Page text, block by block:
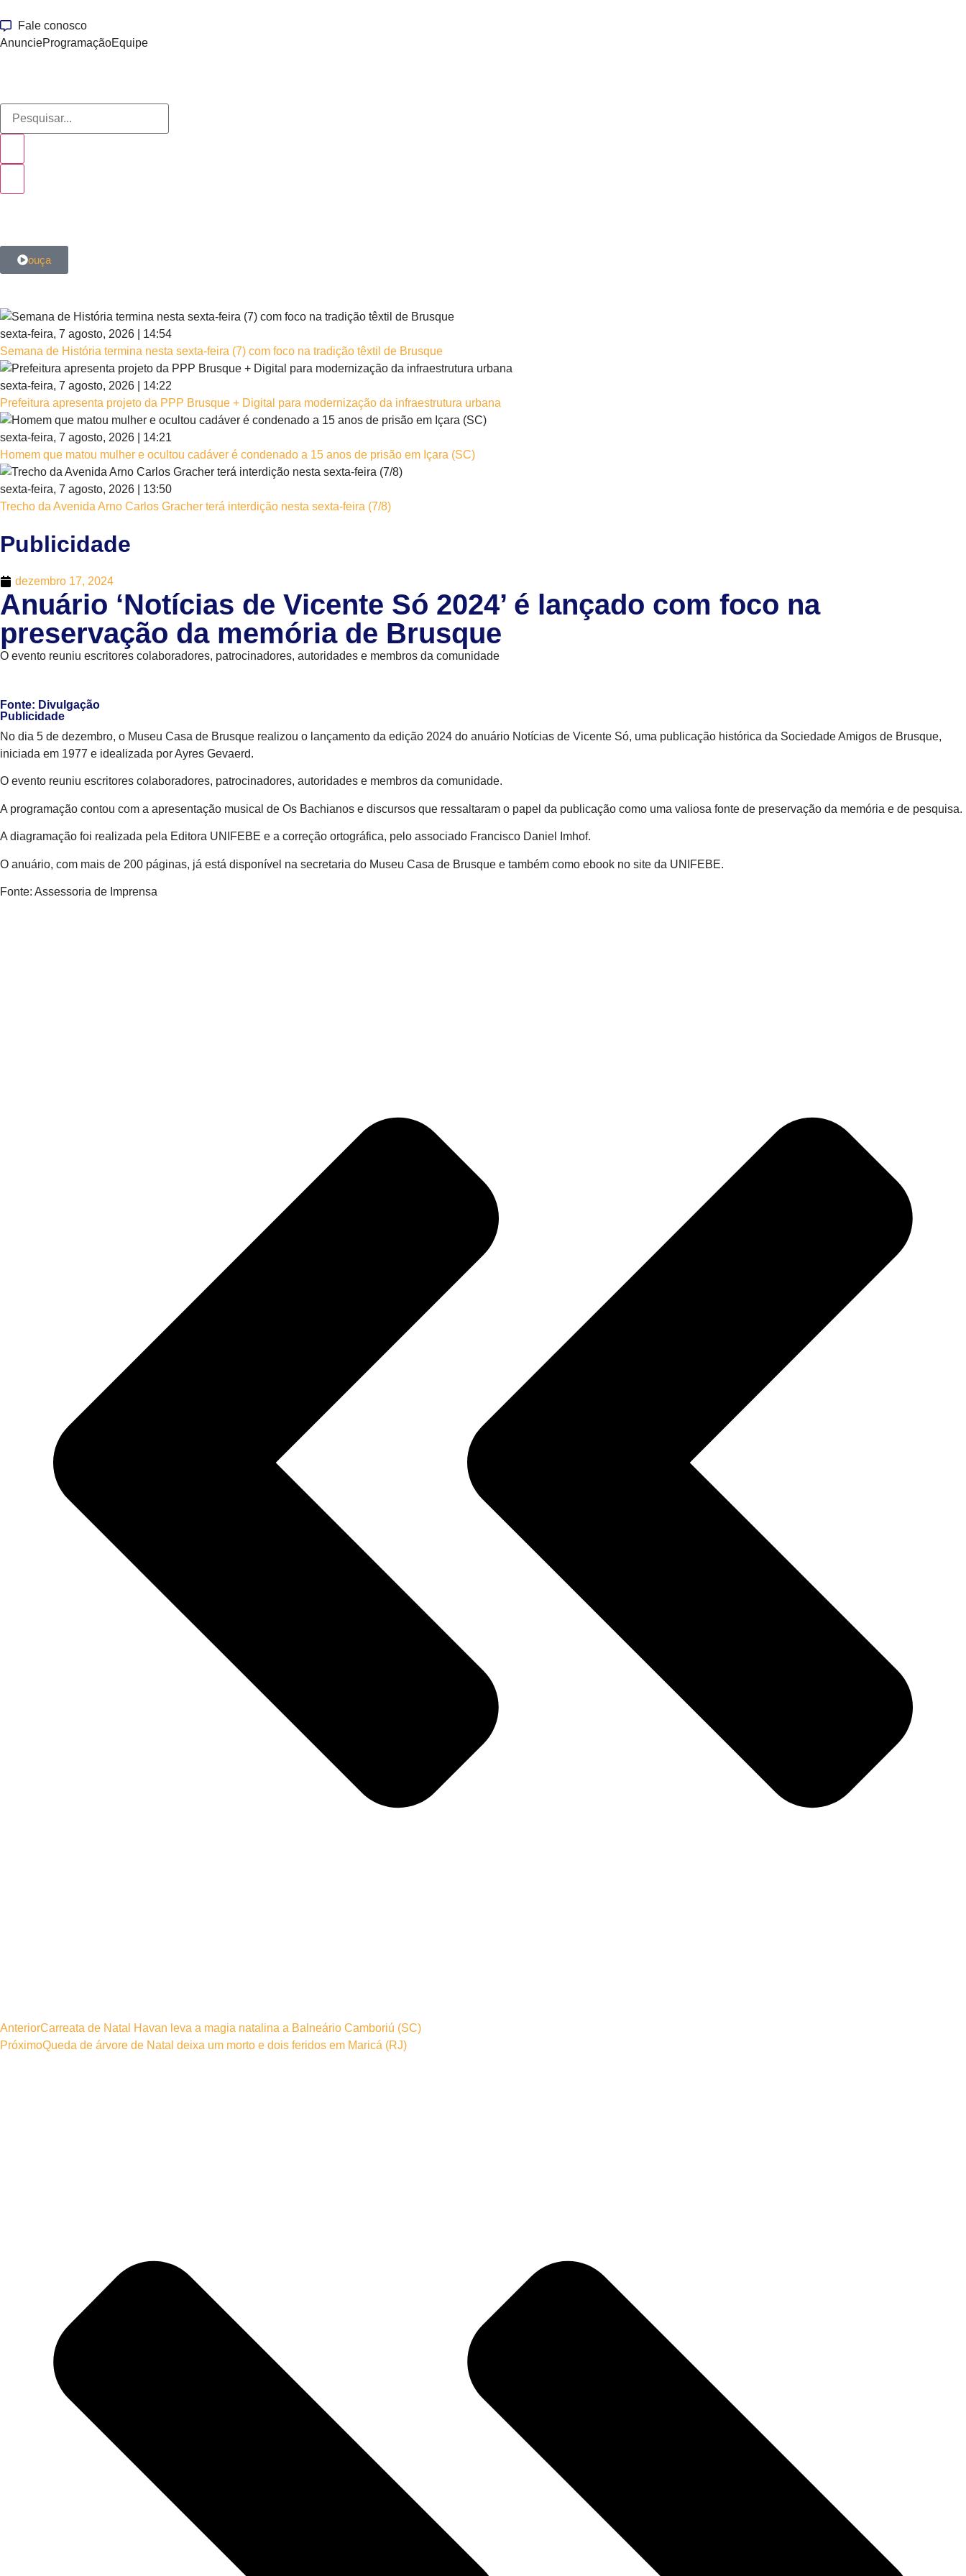
Fale conosco
AnuncieProgramaçãoEquipe
ouça
sexta-feira, 7 agosto, 2026 | 14:54
Semana de História termina nesta sexta-feira (7) com foco na tradição têxtil de Brusque
sexta-feira, 7 agosto, 2026 | 14:22
Prefeitura apresenta projeto da PPP Brusque + Digital para modernização da infraestrutura urbana
sexta-feira, 7 agosto, 2026 | 14:21
Homem que matou mulher e ocultou cadáver é condenado a 15 anos de prisão em Içara (SC)
sexta-feira, 7 agosto, 2026 | 13:50
Trecho da Avenida Arno Carlos Gracher terá interdição nesta sexta-feira (7/8)
Publicidade
dezembro 17, 2024
Anuário ‘Notícias de Vicente Só 2024’ é lançado com foco na
preservação da memória de Brusque
O evento reuniu escritores colaboradores, patrocinadores, autoridades e membros da comunidade
Fonte: Divulgação
Publicidade
No dia 5 de dezembro, o Museu Casa de Brusque realizou o lançamento da edição 2024 do anuário Notícias de Vicente Só, uma publicação histórica da Sociedade Amigos de Brusque,
iniciada em 1977 e idealizada por Ayres Gevaerd.
O evento reuniu escritores colaboradores, patrocinadores, autoridades e membros da comunidade.
A programação contou com a apresentação musical de Os Bachianos e discursos que ressaltaram o papel da publicação como uma valiosa fonte de preservação da memória e de pesquisa.
A diagramação foi realizada pela Editora UNIFEBE e a correção ortográfica, pelo associado Francisco Daniel Imhof.
O anuário, com mais de 200 páginas, já está disponível na secretaria do Museu Casa de Brusque e também como ebook no site da UNIFEBE.
Fonte: Assessoria de Imprensa
AnteriorCarreata de Natal Havan leva a magia natalina a Balneário Camboriú (SC)
PróximoQueda de árvore de Natal deixa um morto e dois feridos em Maricá (RJ)